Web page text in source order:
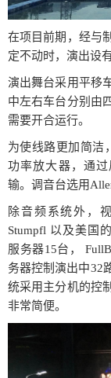
在项目前期，经与
定不动时，演出设
演出舞台采用平移
中左右车台分别由
需要开合运行。
为使线路更加简洁
功率放大器，通
输。调音台选用
除音频系统外，
Stumpfl 以及美国
服务器15台，
务器控制演出中32
统采用主分机的控
非常简便。